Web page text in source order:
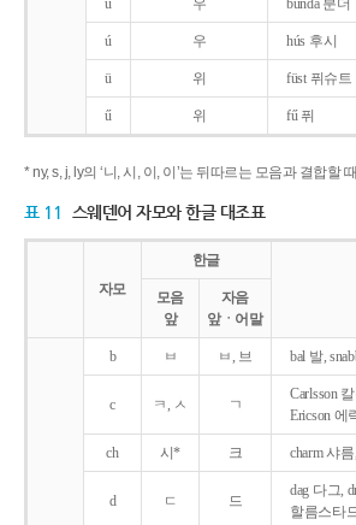
u 우 bunda 분더
ú 우 hús 후시
ü 위 füst 퓌슈트
ű 위 fű 퓌
* ny, s, j, ly의 ‘니, 시, 이, 이’는 뒤따르는 모음과 결합할
표 11 스웨덴어 자모와 한글 대조표
자모
한글
모음
앞
자음
앞ㆍ어말
b ㅂ ㅂ, 브 bal 발,
c ㅋ, ㅅ ㄱ
Carlsson
Ericson 에
ch 시* 크 charm 샤
d ㄷ 드
dag 다그,
할름스타